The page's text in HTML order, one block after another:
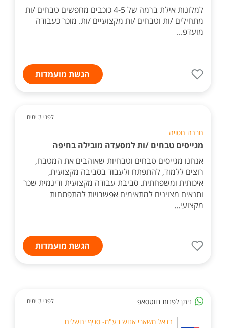
למלונות אילת ברמה של 4-5 כוכבים מחפשים טבחים /ות
מתחילים /ות וטבחים /ות מקצועיים /ות. מוכר כעבודה
מועדפ...
הגשת מועמדות
לפני 3 ימים
חברה חסויה
מגייסים טבחים /ות למסעדה מובילה בחיפה
אנחנו מגייסים טבחים וטבחיות שאוהבים את המטבח,
רוצים ללמוד, להתפתח ולעבוד בסביבה מקצועית,
איכותית ומשפחתית. סביבת עבודה מקצועית ודינמית שכר
ותנאים מצוינים למתאימים אפשרויות להתפתחות
מקצועי...
הגשת מועמדות
ניתן לפנות בווטסאפ לפני 3 ימים
דנאל משאבי אנוש בע"מ- סניף ירושלים